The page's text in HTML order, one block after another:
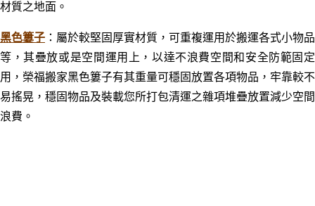
材質之地面。
黑色簍子 ： 屬於較堅固厚實材質，可重複運用於搬運各式小物品
等，其疊放或是空間運用上，以達不浪費空間和安全防範固定
用，榮福搬家黑色簍子有其重量可穩固放置各項物品，牢靠較不
易搖晃，穩固物品及裝載您所打包清運之雜項堆疊放置減少空間
浪費。